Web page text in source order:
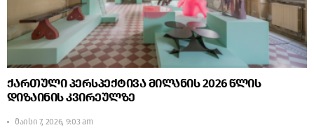
ქართული პერსპექტივა მილანის 2026 წლის
დიზაინის კვირეულზე
მაისი 7, 2026, 9:03 am